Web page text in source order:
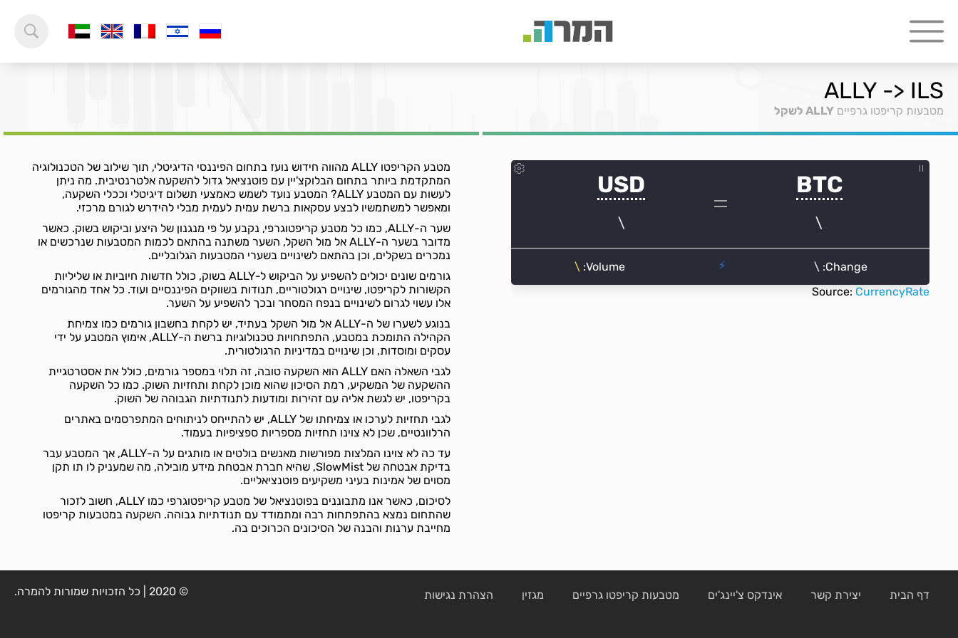
ALLY -> ILS
מטבעות קריפטו גרפיים ALLY לשקל
Source: CurrencyRate
מטבע הקריפטו ALLY מהווה חידוש נועז בתחום הפיננסי הדיגיטלי, תוך שילוב של הטכנולוגיה
המתקדמת ביותר בתחום הבלוקצ'יין עם פוטנציאל גדול להשקעה אלטרנטיבית. מה ניתן
לעשות עם המטבע ALLY? המטבע נועד לשמש כאמצעי תשלום דיגיטלי וככלי השקעה,
ומאפשר למשתמשיו לבצע עסקאות ברשת עמית לעמית מבלי להידרש לגורם מרכזי.
שער ה-ALLY, כמו כל מטבע קריפטוגרפי, נקבע על פי מנגנון של היצע וביקוש בשוק. כאשר
מדובר בשער ה-ALLY אל מול השקל, השער משתנה בהתאם לכמות המטבעות שנרכשים או
נמכרים בשקלים, וכן בהתאם לשינויים בשערי המטבעות הגלובליים.
גורמים שונים יכולים להשפיע על הביקוש ל-ALLY בשוק, כולל חדשות חיוביות או שליליות
הקשורות לקריפטו, שינויים רגולטוריים, תנודות בשווקים הפיננסיים ועוד. כל אחד מהגורמים
אלו עשוי לגרום לשינויים בנפח המסחר ובכך להשפיע על השער.
בנוגע לשערו של ה-ALLY אל מול השקל בעתיד, יש לקחת בחשבון גורמים כמו צמיחת
הקהילה התומכת במטבע, התפתחויות טכנולוגיות ברשת ה-ALLY, אימוץ המטבע על ידי
עסקים ומוסדות, וכן שינויים במדיניות הרגולטורית.
לגבי השאלה האם ALLY הוא השקעה טובה, זה תלוי במספר גורמים, כולל את אסטרטגיית
ההשקעה של המשקיע, רמת הסיכון שהוא מוכן לקחת ותחזיות השוק. כמו כל השקעה
בקריפטו, יש לגשת אליה עם זהירות ומודעות לתנודתיות הגבוהה של השוק.
לגבי תחזיות לערכו או צמיחתו של ALLY, יש להתייחס לניתוחים המתפרסמים באתרים
הרלוונטיים, שכן לא צוינו תחזיות מספריות ספציפיות בעמוד.
עד כה לא צוינו המלצות מפורשות מאנשים בולטים או מותגים על ה-ALLY, אך המטבע עבר
בדיקת אבטחה של SlowMist, שהיא חברת אבטחת מידע מובילה, מה שמעניק לו תו תקן
מסוים של אמינות בעיני משקיעים פוטנציאליים.
לסיכום, כאשר אנו מתבוננים בפוטנציאל של מטבע קריפטוגרפי כמו ALLY, חשוב לזכור
שהתחום נמצא בהתפתחות רבה ומתמודד עם תנודתיות גבוהה. השקעה במטבעות קריפטו
מחייבת ערנות והבנה של הסיכונים הכרוכים בה.
דף הבית יצירת קשר אינדקס צ'יינג'ים מטבעות קריפטו גרפיים מגזין הצהרת נגישות © 2020 | כל הזכויות שמורות להמרה.